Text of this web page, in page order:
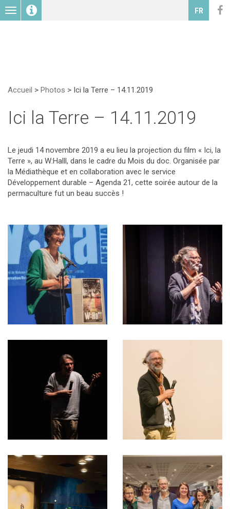
Toggle
navigation
FR
Accueil > Photos > Ici la Terre – 14.11.2019
Ici la Terre – 14.11.2019
Le jeudi 14 novembre 2019 a eu lieu la projection du film « Ici, la
Terre », au W:Halll, dans le cadre du Mois du doc. Organisée par
la Médiathèque et en collaboration avec le service
Développement durable – Agenda 21, cette soirée autour de la
permaculture fut un beau succès !